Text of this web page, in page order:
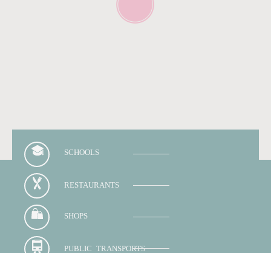
SCHOOLS
RESTAURANTS
SHOPS
PUBLIC TRANSPORTS